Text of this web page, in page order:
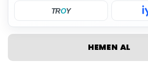
TROY
HEMEN AL